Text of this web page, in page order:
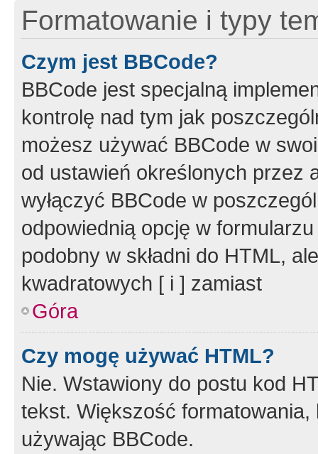
Formatowanie i typy
Czym jest BBCode?
BBCode jest specjalną
kontrolę nad tym jak
możesz używać BBCode w
od ustawień określonych przez
wyłączyć BBCode w
odpowiednią opcję w
podobny w składni do HTML,
kwadratowych [ i ] zamiast
Góra
Czy mogę używać HTML?
Nie. Wstawiony do postu kod
tekst. Większość
używając BBCode.